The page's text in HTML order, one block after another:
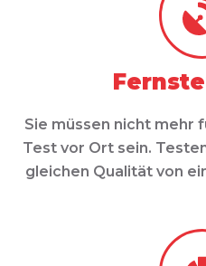
Sie müssen nicht mehr
Test vor Ort sein.
gleichen Qualität von